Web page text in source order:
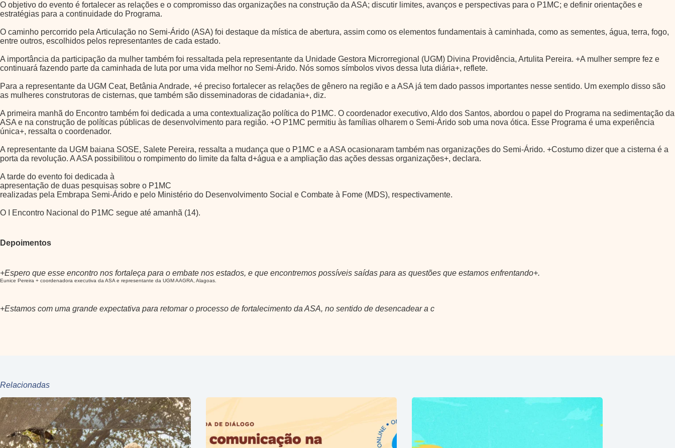
O objetivo do evento é fortalecer as relações e o compromisso das organizações na construção da ASA; discutir limites, avanços e perspectivas para o P1MC; e definir orientações e
estratégias para a continuidade do Programa.
O caminho percorrido pela Articulação no Semi-Árido (ASA) foi destaque da mística de abertura, assim como os elementos fundamentais à caminhada, como as sementes, água, terra, fogo,
entre outros, escolhidos pelos representantes de cada estado.
A importância da participação da mulher também foi ressaltada pela representante da Unidade Gestora Microrregional (UGM) Divina Providência, Artulita Pereira. +A mulher sempre fez e
continuará fazendo parte da caminhada de luta por uma vida melhor no Semi-Árido. Nós somos símbolos vivos dessa luta diária+, reflete.
Para a representante da UGM Ceat, Betânia Andrade, +é preciso fortalecer as relações de gênero na região e a ASA já tem dado passos importantes nesse sentido. Um exemplo disso são
as mulheres construtoras de cisternas, que também são disseminadoras de cidadania+, diz.
A primeira manhã do Encontro também foi dedicada a uma contextualização política do P1MC. O coordenador executivo, Aldo dos Santos, abordou o papel do Programa na sedimentação da
ASA e na construção de políticas públicas de desenvolvimento para região. +O P1MC permitiu às famílias olharem o Semi-Árido sob uma nova ótica. Esse Programa é uma experiência
única+, ressalta o coordenador.
A representante da UGM baiana SOSE, Salete Pereira, ressalta a mudança que o P1MC e a ASA ocasionaram também nas organizações do Semi-Árido. +Costumo dizer que a cisterna é a
porta da revolução. A ASA possibilitou o rompimento do limite da falta d+água e a ampliação das ações dessas organizações+, declara.
A tarde do evento foi dedicada à
apresentação de duas pesquisas sobre o P1MC
realizadas pela Embrapa Semi-Árido e pelo Ministério do Desenvolvimento Social e Combate à Fome (MDS), respectivamente.
O I Encontro Nacional do P1MC segue até amanhã (14).
Depoimentos
+Espero que esse encontro nos fortaleça para o embate nos estados, e que encontremos possíveis saídas para as questões que estamos enfrentando+.
Eunice Pereira + coordenadora executiva da ASA e representante da UGM AAGRA, Alagoas.
+Estamos com uma grande expectativa para retomar o processo de fortalecimento da ASA, no sentido de desencadear a c
Relacionadas